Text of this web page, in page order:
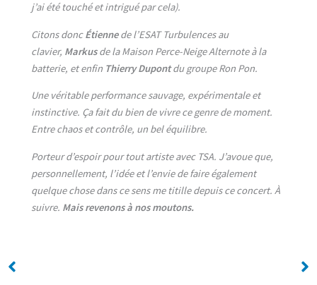
j’ai été touché et intrigué par cela).
Citons doncÉtiennede l’ESAT Turbulences au
clavier, Markusde la Maison Perce-Neige Alternote à la
batterie, et enfin Thierry Dupontdu groupe Ron Pon.
Une véritable performance sauvage, expérimentale et
instinctive. Ça fait du bien de vivre ce genre de moment.
Entre chaos et contrôle, un bel équilibre.
Porteur d’espoir pour tout artiste avec TSA. J’avoue que,
personnellement, l’idée et l’envie de faire également
quelque chose dans ce sens me titille depuis ce concert. À
suivre. Mais revenons à nos moutons.